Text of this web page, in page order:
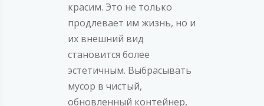
красим. Это не только
продлевает им жизнь, но и
их внешний вид
становится более
эстетичным. Выбрасывать
мусор в чистый,
обновленный контейнер,